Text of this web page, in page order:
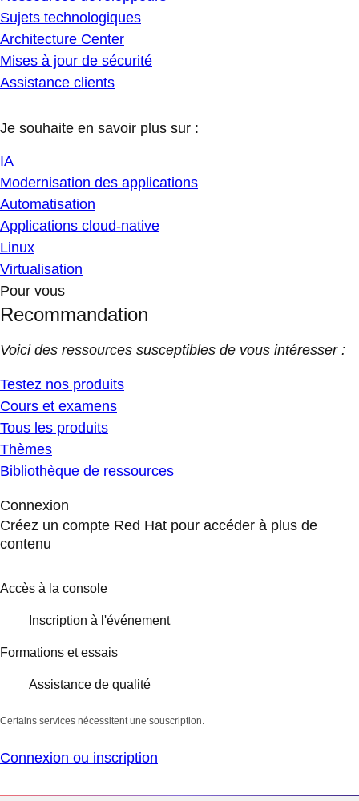
Sujets technologiques
Architecture Center
Mises à jour de sécurité
Assistance clients
Je souhaite en savoir plus sur :
IA
Modernisation des applications
Automatisation
Applications cloud-native
Linux
Virtualisation
Pour vous
Recommandation
Voici des ressources susceptibles de vous intéresser :
Testez nos produits
Cours et examens
Tous les produits
Thèmes
Bibliothèque de ressources
Connexion
Créez un compte Red Hat pour accéder à plus de
contenu
Accès à la console
Inscription à l'événement
Formations et essais
Assistance de qualité
Certains services nécessitent une souscription.
Connexion ou inscription